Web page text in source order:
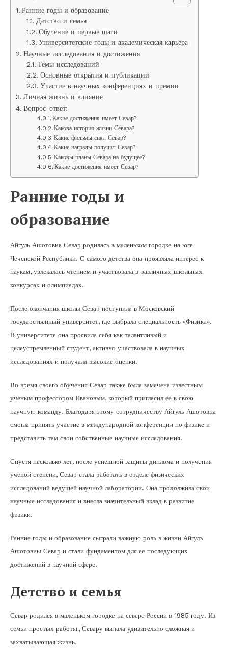
Ранние годы и образование
Детство и семья
Обучение и первые шаги
Университетские годы и академическая карьера
Научные исследования и достижения
Темы исследований
Основные открытия и публикации
Участие в научных конференциях и премии
Личная жизнь и влияние
Вопрос-ответ:
Какие достижения имеет Севар?
Какова история жизни Севара?
Какие фильмы снял Севар?
Какие награды получил Севар?
Каковы планы Севара на будущее?
Какие достижения имеет Севар?
Ранние годы и
образование
Айгуль Ашотовна Севар родилась в маленьком городке на юге
Чеченской Республики. С самого детства она проявляла интерес к
наукам, увлекалась чтением и участвовала в различных школьных
конкурсах и олимпиадах.
После окончания школы Севар поступила в Московский
государственный университет, где выбрала специальность «Физика».
В университете она проявила себя как талантливый и
целеустремленный студент, активно участвовала в научных
исследованиях и получала высокие оценки.
Во время своего обучения Севар также была замечена известным
ученым профессором Ивановым, который пригласил ее в свою
научную команду. Благодаря этому сотрудничеству Айгуль Ашотовна
смогла принять участие в международной конференции по физике и
представить там свои собственные научные исследования.
Спустя несколько лет, после успешной защиты диплома и получения
ученой степени, Севар стала работать в отделе физических
исследований ведущей научной лаборатории. Она продолжила свои
научные исследования и внесла значительный вклад в развитие
физики.
Ранние годы и образование сыграли важную роль в жизни Айгуль
Ашотовны Севар и стали фундаментом для ее последующих
достижений в научной сфере.
Детство и семья
Севар родился в маленьком городке на севере России в 1985 году. Из
семьи простых работяг, Севару выпала удивительно сложная и
захватывающая жизнь.